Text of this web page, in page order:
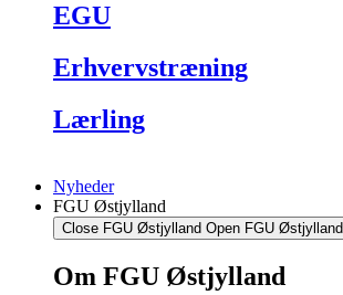
EGU
Erhvervstræning
Lærling
Nyheder
FGU Østjylland
Close FGU Østjylland Open FGU Østjylland
Om FGU Østjylland